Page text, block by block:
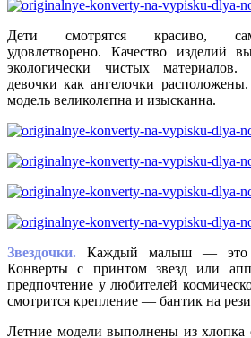
Дети смотрятся красиво,
удовлетворено. Качество изделий
экологически чистых
девочки как ангелочки
модель великолепна и изысканна.
Звездочки. Каждый малыш — это
Конверты с принтом звезд или
предпочтение у любителей
смотрится крепление — бантик на
Летние модели выполнены из хлопка